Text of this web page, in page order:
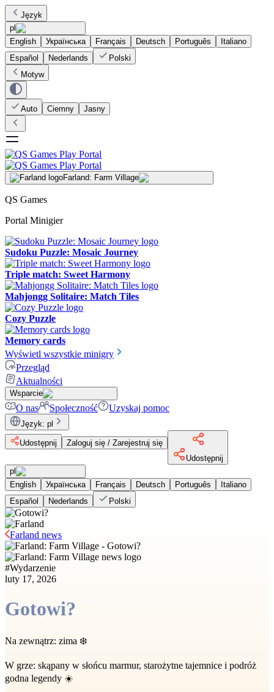
Język
pl
English
Українська Français Deutsch Português
Italiano
Español
Nederlands
Polski
Motyw
Auto Ciemny Jasny
Farland: Farm Village
QS Games
Portal Minigier
Sudoku Puzzle: Mosaic Journey
Triple match: Sweet Harmony
Mahjongg Solitaire: Match Tiles
Cozy Puzzle
Memory cards
Wyświetl wszystkie minigry
Przegląd
Aktualności
Wsparcie
O nas Społeczność Uzyskaj pomoc
Język: pl
Udostępnij
Zaloguj się / Zarejestruj się
Udostępnij
pl
English
Українська Français Deutsch Português
Italiano
Español
Nederlands Polski
Farland news
#Wydarzenie
luty 17, 2026
Gotowi?
Na zewnątrz: zima ❄️
W grze: skąpany w słońcu marmur, starożytne tajemnice i podróż
godna legendy ☀️